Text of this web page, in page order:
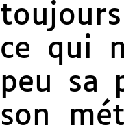
ce qui
peu sa
son